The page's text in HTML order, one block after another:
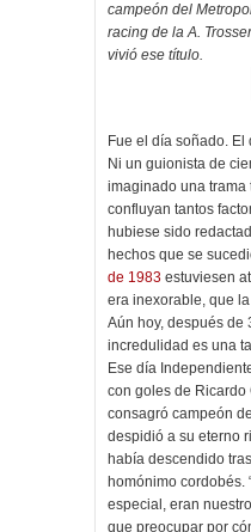
campeón del
racing de la A.
vivió ese título.
Fue el día soñado.
Ni un guionista de
imaginado una trama
confluyan tantos
hubiese sido
hechos que se
de 1983 estuviesen
era inexorable, que
Aún hoy, después de
incredulidad es una
Ese día
con goles de Ricardo
consagró campeón
despidió a su eterno
había descendido
homónimo cordobés.
especial, eran
que preocupar por